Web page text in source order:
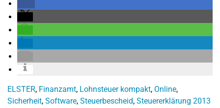
ELSTER, Finanzamt, Lohnsteuer kompakt, Online,
Sicherheit, Software, Steuerbescheid, Steuererklärung 2013